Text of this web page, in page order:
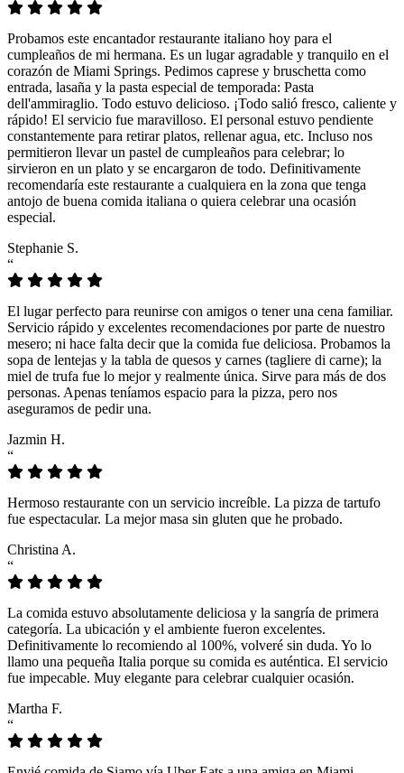
Probamos este encantador restaurante italiano hoy para el
cumpleaños de mi hermana. Es un lugar agradable y tranquilo en el
corazón de Miami Springs. Pedimos caprese y bruschetta como
entrada, lasaña y la pasta especial de temporada: Pasta
dell'ammiraglio. Todo estuvo delicioso. ¡Todo salió fresco, caliente y
rápido! El servicio fue maravilloso. El personal estuvo pendiente
constantemente para retirar platos, rellenar agua, etc. Incluso nos
permitieron llevar un pastel de cumpleaños para celebrar; lo
sirvieron en un plato y se encargaron de todo. Definitivamente
recomendaría este restaurante a cualquiera en la zona que tenga
antojo de buena comida italiana o quiera celebrar una ocasión
especial.
Stephanie S.
“
El lugar perfecto para reunirse con amigos o tener una cena familiar.
Servicio rápido y excelentes recomendaciones por parte de nuestro
mesero; ni hace falta decir que la comida fue deliciosa. Probamos la
sopa de lentejas y la tabla de quesos y carnes (tagliere di carne); la
miel de trufa fue lo mejor y realmente única. Sirve para más de dos
personas. Apenas teníamos espacio para la pizza, pero nos
aseguramos de pedir una.
Jazmin H.
“
Hermoso restaurante con un servicio increíble. La pizza de tartufo
fue espectacular. La mejor masa sin gluten que he probado.
Christina A.
“
La comida estuvo absolutamente deliciosa y la sangría de primera
categoría. La ubicación y el ambiente fueron excelentes.
Definitivamente lo recomiendo al 100%, volveré sin duda. Yo lo
llamo una pequeña Italia porque su comida es auténtica. El servicio
fue impecable. Muy elegante para celebrar cualquier ocasión.
Martha F.
“